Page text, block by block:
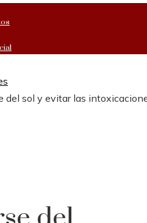
del sol y evitar las